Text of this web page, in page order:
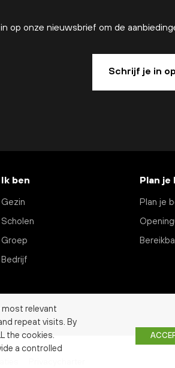
op onze nieuwsbrief om de
Schrijf je in
Ik ben
Gezin
Scholen
Groep
Bedrijf
Plan je
Plan je
relevant
repeat visits. By
the cookies.
a controlled